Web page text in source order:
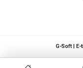
G-Soft | E-